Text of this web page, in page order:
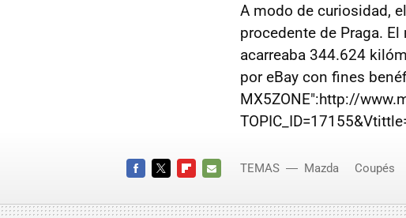
A modo de curiosidad,
procedente de Praga.
acarreaba 344.624
por eBay con fines
MX5ZONE":http://
MAIL
TEMAS Mazda Coupés